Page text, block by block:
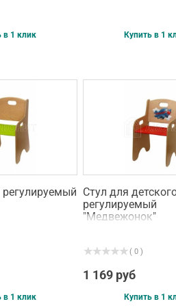
в 1 клик Купить в 1
регулируемый
в 1 клик
Стул для
регулируемый
"Медвежонок"
( 0 )
1 169 руб
Купить в 1